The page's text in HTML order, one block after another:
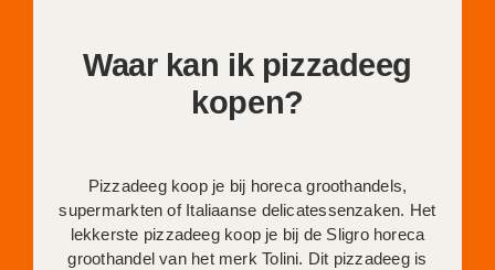
Waar kan ik pizzadeeg
kopen?
Pizzadeeg koop je bij horeca groothandels,
supermarkten of Italiaanse delicatessenzaken. Het
lekkerste pizzadeeg koop je bij de Sligro horeca
groothandel van het merk Tolini. Dit pizzadeeg is